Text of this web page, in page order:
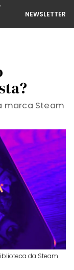
NEWSLETTER
marca Steam
da Steam